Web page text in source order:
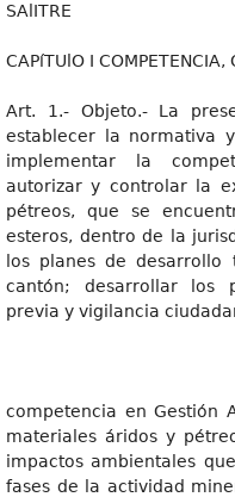
SAlITRE
CAPíTUlO I COMPETENCIA,
Art. 1.- Objeto.- La
establecer la normativa
implementar la
autorizar y controlar la
pétreos, que se
esteros, dentro de la
los planes de
cantón; desarrollar los
previa y vigilancia
competencia en Gestión
materiales áridos y
impactos ambientales
fases de la actividad